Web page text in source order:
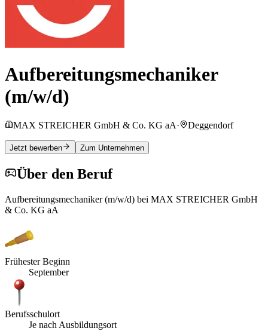
Aufbereitungsmechaniker
(m/w/d)
MAX STREICHER GmbH & Co. KG aA· Deggendorf
Jetzt bewerben Zum Unternehmen
Über den Beruf
Aufbereitungsmechaniker (m/w/d) bei MAX STREICHER GmbH
& Co. KG aA
Frühester Beginn
September
Berufsschulort
Je nach Ausbildungsort